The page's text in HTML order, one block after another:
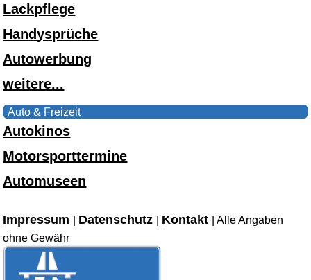
Lackpflege
Handysprüche
Autowerbung
weitere...
Auto & Freizeit
Autokinos
Motorsporttermine
Automuseen
Impressum Datenschutz Kontakt
| Alle Angaben
ohne Gewähr